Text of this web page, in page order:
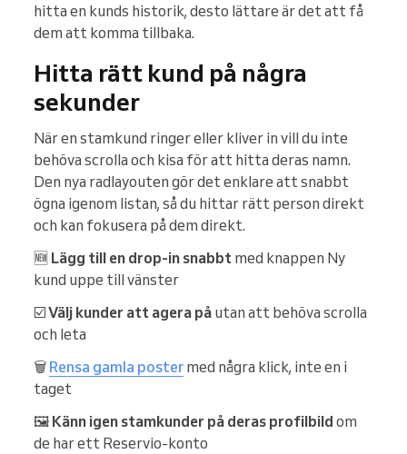
hitta en kunds historik, desto lättare är det att få
dem att komma tillbaka.
Hitta rätt kund på några
sekunder
När en stamkund ringer eller kliver in vill du inte
behöva scrolla och kisa för att hitta deras namn.
Den nya radlayouten gör det enklare att snabbt
ögna igenom listan, så du hittar rätt person direkt
och kan fokusera på dem direkt.
🆕 Lägg till en drop-in snabbt med knappen Ny
kund uppe till vänster
☑️Välj kunder att agera på utan att behöva scrolla
och leta
🗑️ Rensa gamla poster med några klick, inte en i
taget
🖼️ Känn igen stamkunder på deras profilbild om
de har ett Reservio-konto